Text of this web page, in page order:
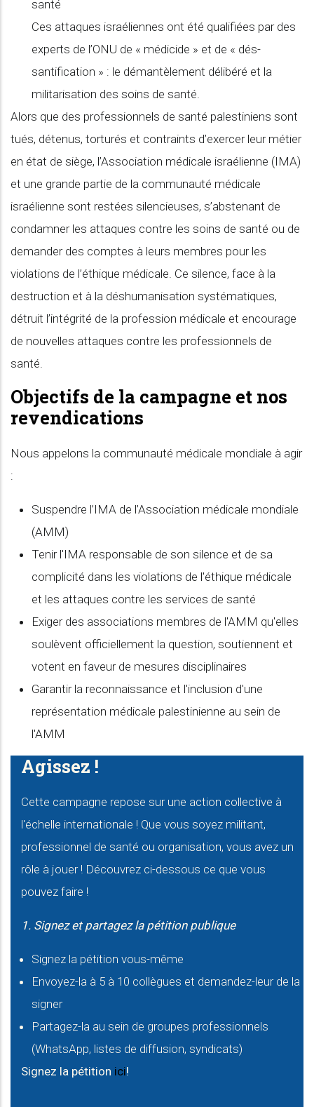
santé
Ces attaques israéliennes ont été qualifiées par des
experts de l’ONU de « médicide » et de « dés-
santification » : le démantèlement délibéré et la
militarisation des soins de santé.
Alors que des professionnels de santé palestiniens sont
tués, détenus, torturés et contraints d’exercer leur métier
en état de siège, l’Association médicale israélienne (IMA)
et une grande partie de la communauté médicale
israélienne sont restées silencieuses, s’abstenant de
condamner les attaques contre les soins de santé ou de
demander des comptes à leurs membres pour les
violations de l’éthique médicale. Ce silence, face à la
destruction et à la déshumanisation systématiques,
détruit l’intégrité de la profession médicale et encourage
de nouvelles attaques contre les professionnels de
santé.
Objectifs de la campagne et nos
revendications
Nous appelons la communauté médicale mondiale à agir
:
Suspendre l’IMA de l’Association médicale mondiale
(AMM)
Tenir l'IMA responsable de son silence et de sa
complicité dans les violations de l'éthique médicale
et les attaques contre les services de santé
Exiger des associations membres de l'AMM qu'elles
soulèvent officiellement la question, soutiennent et
votent en faveur de mesures disciplinaires
Garantir la reconnaissance et l'inclusion d'une
représentation médicale palestinienne au sein de
l'AMM
Agissez !
Cette campagne repose sur une action collective à
l'échelle internationale ! Que vous soyez militant,
professionnel de santé ou organisation, vous avez un
rôle à jouer ! Découvrez ci-dessous ce que vous
pouvez faire !
1. Signez et partagez la pétition publique
Signez la pétition vous-même
Envoyez-la à 5 à 10 collègues et demandez-leur de la
signer
Partagez-la au sein de groupes professionnels
(WhatsApp, listes de diffusion, syndicats)
Signez la pétition ici!